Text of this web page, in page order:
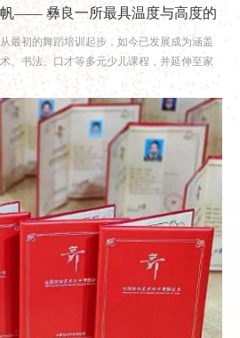
—— 彝良一所最具温度与高度的
最初的舞蹈培训起步，如今已发展成为涵盖
、书法、口才等多元少儿课程，并延伸至家